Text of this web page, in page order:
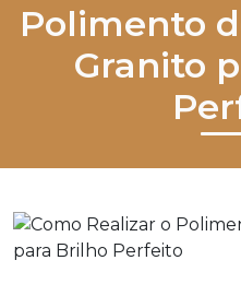
Polimento
Granito